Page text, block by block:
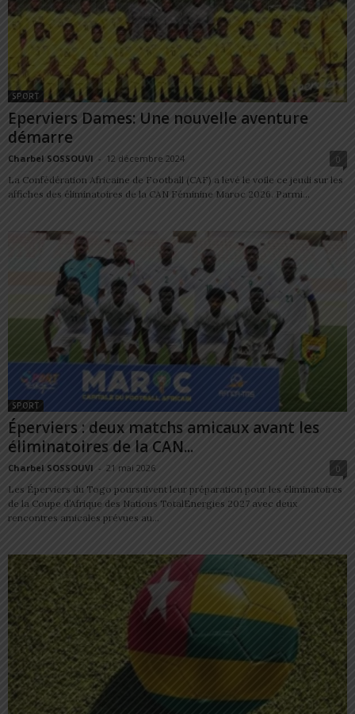
SPORT
Eperviers Dames: Une nouvelle aventure
démarre
Charbel SOSSOUVI - 12 décembre 2024
0
La Confédération Africaine de Football (CAF) a levé le voile ce jeudi sur les
affiches des éliminatoires de la CAN Féminine Maroc 2026. Parmi...
SPORT
Éperviers : deux matchs amicaux avant les
éliminatoires de la CAN...
Charbel SOSSOUVI - 21 mai 2026
0
Les Éperviers du Togo poursuivent leur préparation pour les éliminatoires
de la Coupe d’Afrique des Nations TotalEnergies 2027 avec deux
rencontres amicales prévues au...